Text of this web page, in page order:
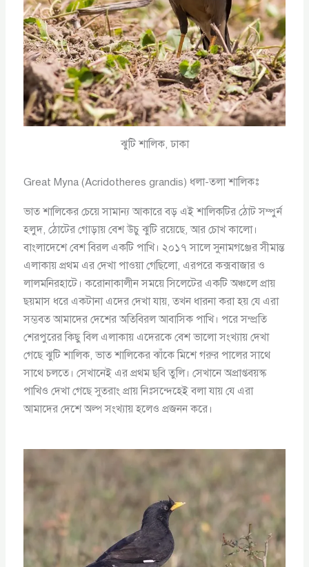
ঝুটি শালিক, ঢাকা
Great Myna (Acridotheres grandis) ধলা-তলা শালিকঃ
ভাত শালিকের চেয়ে সামান্য আকারে বড় এই শালিকটির ঠোট সম্পুর্ন
হলুদ, ঠোটের গোড়ায় বেশ উচু ঝুটি রয়েছে, আর চোখ কালো।
বাংলাদেশে বেশ বিরল একটি পাখি। ২০১৭ সালে সুনামগঞ্জের সীমান্ত
এলাকায় প্রথম এর দেখা পাওয়া গেছিলো, এরপরে কক্সবাজার ও
লালমনিরহাটে। করোনাকালীন সময়ে সিলেটের একটি অঞ্চলে প্রায়
ছয়মাস ধরে একটানা এদের দেখা যায়, তখন ধারনা করা হয় যে এরা
সম্ভবত আমাদের দেশের অতিবিরল আবাসিক পাখি। পরে সম্প্রতি
শেরপুরের কিছু বিল এলাকায় এদেরকে বেশ ভালো সংখ্যায় দেখা
গেছে ঝুটি শালিক, ভাত শালিকের ঝাঁকে মিশে গরুর পালের সাথে
সাথে চলতে। সেখানেই এর প্রথম ছবি তুলি। সেখানে অপ্রাপ্তবয়স্ক
পাখিও দেখা গেছে সুতরাং প্রায় নিঃসন্দেহেই বলা যায় যে এরা
আমাদের দেশে অল্প সংখ্যায় হলেও প্রজনন করে।